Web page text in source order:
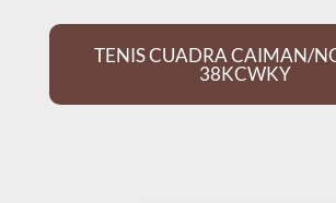
TENIS CUADRA CAIMAN/
38KCWKY